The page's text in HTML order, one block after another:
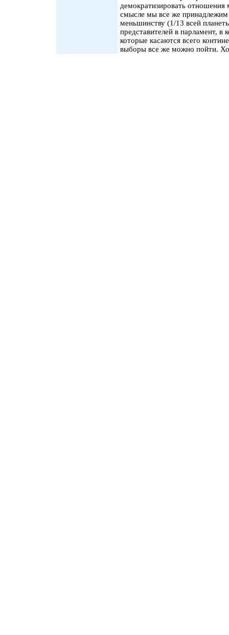
демократизировать
смысле мы все же принадлежим
меньшинству (1/13 всей
представителей в парламент,
которые касаются всего
выборы все же можно пойти.